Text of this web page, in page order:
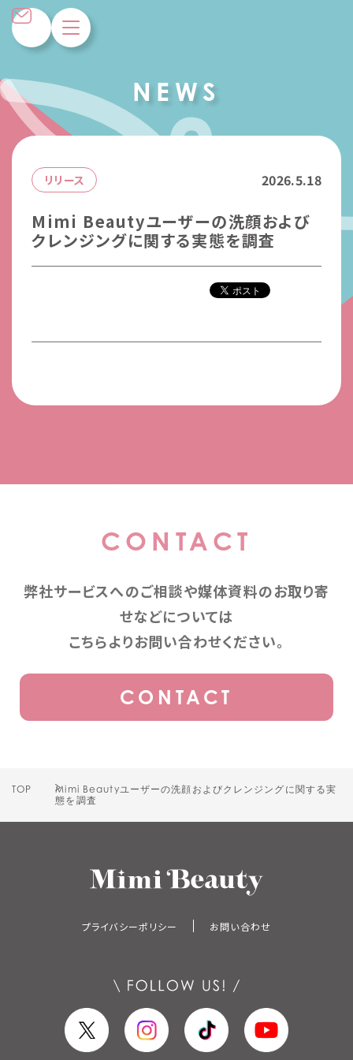
N E W S
リリース 2026.5.18
Mimi Beautyユーザーの洗顔および
クレンジングに関する実態を調査
CONTACT
弊社サービスへのご相談や媒体資料のお取り寄
せなどについては
こちらよりお問い合わせください。
CONTACT
TOP
Mimi Beautyユーザーの洗顔およびクレンジングに関する実
態を調査
プライバシーポリシー お問い合わせ